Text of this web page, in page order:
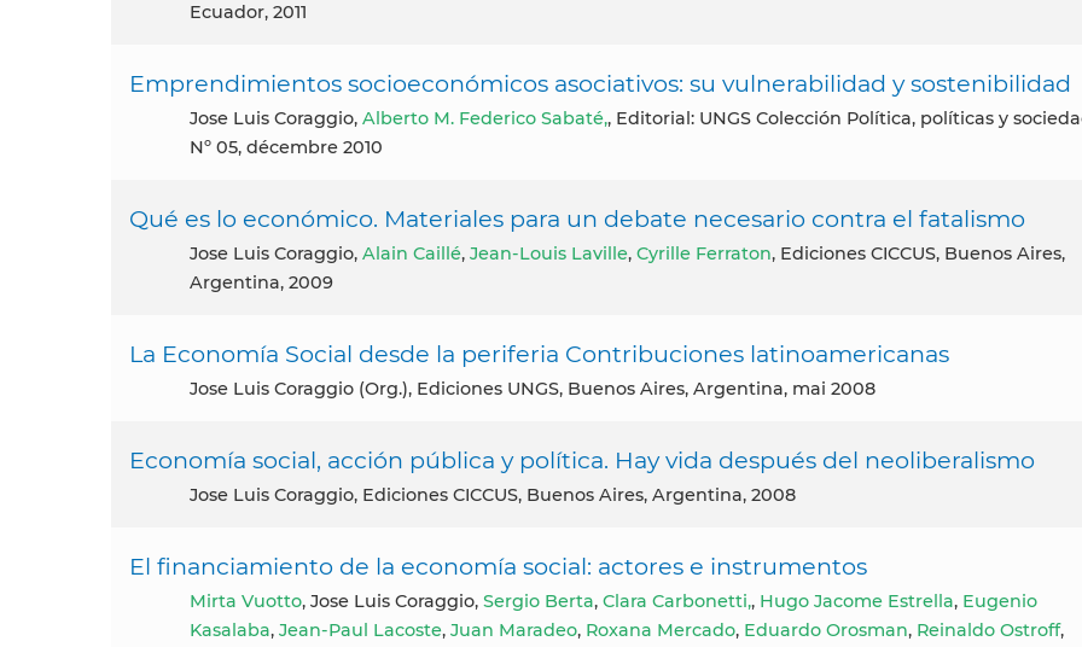
Ecuador, 2011
Emprendimientos socioeconómicos asociativos: su vulnerabilidad y sostenibilidad
Jose Luis Coraggio, Alberto M. Federico Sabaté,, Editorial: UNGS Colección Política, políticas y
Nº 05, décembre 2010
Qué es lo económico. Materiales para un debate necesario contra el fatalismo
Jose Luis Coraggio, Alain Caillé, Jean-Louis Laville, Cyrille Ferraton, Ediciones CICCUS, Buenos Aires,
Argentina, 2009
La Economía Social desde la periferia Contribuciones latinoamericanas
Jose Luis Coraggio (Org.), Ediciones UNGS, Buenos Aires, Argentina, mai 2008
Economía social, acción pública y política. Hay vida después del neoliberalismo
Jose Luis Coraggio, Ediciones CICCUS, Buenos Aires, Argentina, 2008
El financiamiento de la economía social: actores e instrumentos
Mirta Vuotto, Jose Luis Coraggio, Sergio Berta, Clara Carbonetti,, Hugo Jacome Estrella, Eugenio
Kasalaba, Jean-Paul Lacoste, Juan Maradeo, Roxana Mercado, Eduardo Orosman, Reinaldo Ostroff,